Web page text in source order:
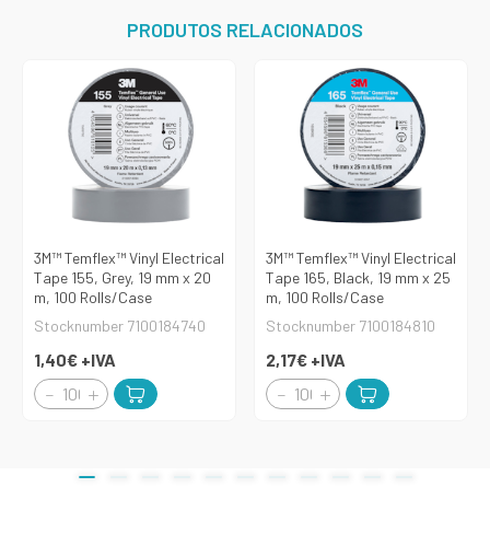
PRODUTOS RELACIONADOS
3M™ Temflex™ Vinyl Electrical
Tape 155, Grey, 19 mm x 20
m, 100 Rolls/Case
Stocknumber 7100184740
1,40€ +IVA
3M™ Temflex™ Vinyl Electrical
Tape 165, Black, 19 mm x 25
m, 100 Rolls/Case
Stocknumber 7100184810
2,17€ +IVA